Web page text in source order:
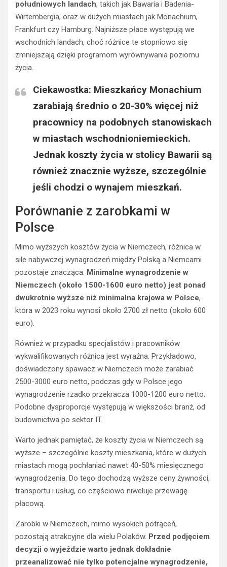
południowych landach, takich jak Bawaria i Badenia-
Wirtembergia, oraz w dużych miastach jak Monachium,
Frankfurt czy Hamburg. Najniższe płace występują we
wschodnich landach, choć różnice te stopniowo się
zmniejszają dzięki programom wyrównywania poziomu
życia.
Ciekawostka: Mieszkańcy Monachium
zarabiają średnio o 20-30% więcej niż
pracownicy na podobnych stanowiskach
w miastach wschodnioniemieckich.
Jednak koszty życia w stolicy Bawarii są
również znacznie wyższe, szczególnie
jeśli chodzi o wynajem mieszkań.
Porównanie z zarobkami w
Polsce
Mimo wyższych kosztów życia w Niemczech, różnica w
sile nabywczej wynagrodzeń między Polską a Niemcami
pozostaje znacząca. Minimalne wynagrodzenie w
Niemczech (około 1500-1600 euro netto) jest ponad
dwukrotnie wyższe niż minimalna krajowa w Polsce,
która w 2023 roku wynosi około 2700 zł netto (około 600
euro).
Również w przypadku specjalistów i pracowników
wykwalifikowanych różnica jest wyraźna. Przykładowo,
doświadczony spawacz w Niemczech może zarabiać
2500-3000 euro netto, podczas gdy w Polsce jego
wynagrodzenie rzadko przekracza 1000-1200 euro netto.
Podobne dysproporcje występują w większości branż, od
budownictwa po sektor IT.
Warto jednak pamiętać, że koszty życia w Niemczech są
wyższe – szczególnie koszty mieszkania, które w dużych
miastach mogą pochłaniać nawet 40-50% miesięcznego
wynagrodzenia. Do tego dochodzą wyższe ceny żywności,
transportu i usług, co częściowo niweluje przewagę
płacową.
Zarobki w Niemczech, mimo wysokich potrąceń,
pozostają atrakcyjne dla wielu Polaków. Przed podjęciem
decyzji o wyjeździe warto jednak dokładnie
przeanalizować nie tylko potencjalne wynagrodzenie,